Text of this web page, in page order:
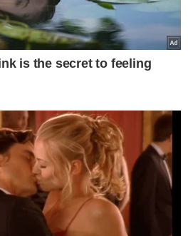
ARMA DE GROSSO CALIBRE
Homem é morto a tiros
por criminosos
encapuzados em campo
de futebol society